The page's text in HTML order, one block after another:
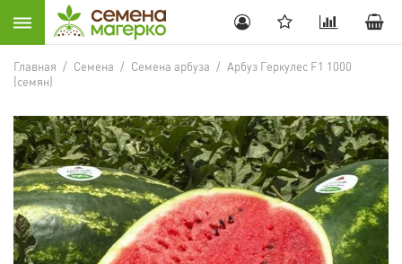
Главная / Семена / Семена арбуза / Арбуз Геркулес F1 1000
(семян)